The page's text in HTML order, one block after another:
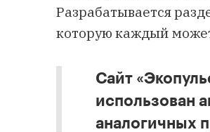
Разрабатывается
которую каждый
Сайт
использован
аналогичных